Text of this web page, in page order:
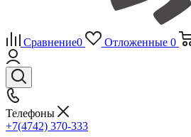
Сравнение0 Отложенные 0
Телефоны
+7(4742) 370-333